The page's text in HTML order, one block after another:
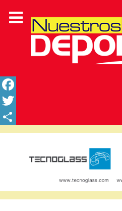
Facebook
Twitter
Share